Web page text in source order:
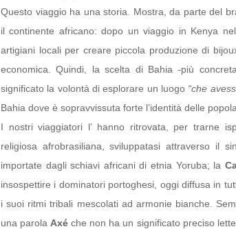
Questo viaggio ha una storia. Mostra, da parte del
il continente africano: dopo un viaggio in Kenya
artigiani locali per creare piccola produzione di
economica. Quindi, la scelta di Bahia -più
significato la volontà di esplorare un luogo “che
Bahia dove è sopravvissuta forte l’identità delle
I nostri viaggiatori l’ hanno ritrovata, per trarne
religiosa afrobrasiliana, sviluppatasi attraverso il
importate dagli schiavi africani di etnia Yoruba; la
insospettire i dominatori portoghesi, oggi diffusa in
i suoi ritmi tribali mescolati ad armonie bianche.
una parola Axéche non ha un significato preciso